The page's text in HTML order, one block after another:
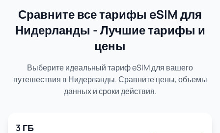
Сравните все тарифы eSIM для
Нидерланды - Лучшие тарифы и
цены
Выберите идеальный тариф eSIM для вашего
путешествия в Нидерланды. Сравните цены, объемы
данных и сроки действия.
3 ГБ